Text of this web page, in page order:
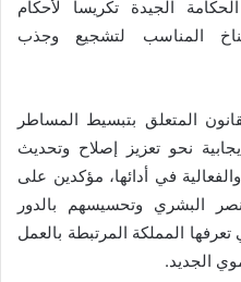
الجيدة تكريسا لأحكام
المناسب لتشجيع وجذب
المتعلق بتبسيط المساطر
نحو تعزيز إصلاح وتحديث
في أدائها، مؤكدين على
البشري وتحسيسهم بالدور
المملكة المرتبطة بالعمل
الجديد.